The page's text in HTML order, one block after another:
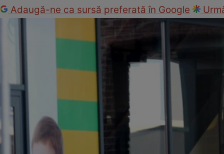
Adaugă-ne ca sursă preferată în Google